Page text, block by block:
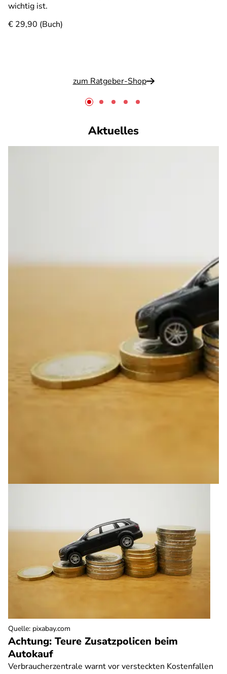
wichtig ist.
€ 29,90 (Buch)
zum Ratgeber-Shop
Aktuelles
Achtung: Teure Zusatzpolicen beim
Autokauf
Verbraucherzentrale warnt vor versteckten Kostenfallen
Quelle: pixabay.com